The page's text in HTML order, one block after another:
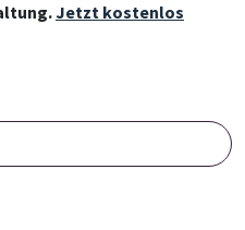
Jetzt kostenlos